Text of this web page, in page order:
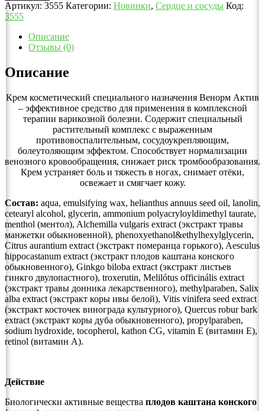
Артикул: 3555 Категории: Новинки, Сердце и сосуды Код:
3555
Описание
Отзывы (0)
Описание
Крем косметический специального назначения Венорм Актив
– эффективное средство для применения в комплексной
терапии варикозной болезни. Содержит специальный
растительный комплекс с выраженным
противовоспалительным, сосудоукрепляющим,
болеутоляющим эффектом. Способствует нормализации
венозного кровообращения, снижает риск тромбообразования.
Крем устраняет боль и тяжесть в ногах, снимает отёки,
освежает и смягчает кожу.
Состав: aqua, emulsifying wax, helianthus annuus seed oil, lanolin,
cetearyl alcohol, glycerin, ammonium polyacryloyldimethyl taurate,
menthol (ментол), Alchemilla vulgaris extract (экстракт травы
манжетки обыкновенной), phenoxyethanol&ethylhexylglycerin,
Citrus aurantium extract (экстракт померанца горького), Aesculus
hippocastanum extract (экстракт плодов каштана конского
обыкновенного), Ginkgo biloba extract (экстракт листьев
гинкго двулопастного), troxerutin, Melilótus officinális extract
(экстракт травы донника лекарственного), methylparaben, Salix
alba extract (экстракт коры ивы белой), Vitis vinifera seed extract
(экстракт косточек винограда культурного), Quercus robur bark
extract (экстракт коры дуба обыкновенного), propylparaben,
sodium hydroxide, tocopherol, kathon CG, vitamin E (витамин Е),
retinol (витамин А).
Действие
Биологически активные вещества плодов каштана конского